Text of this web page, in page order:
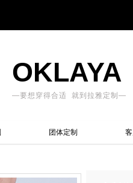
OKLAYA
—要想穿得合适 就到拉雅定制—
团体定制